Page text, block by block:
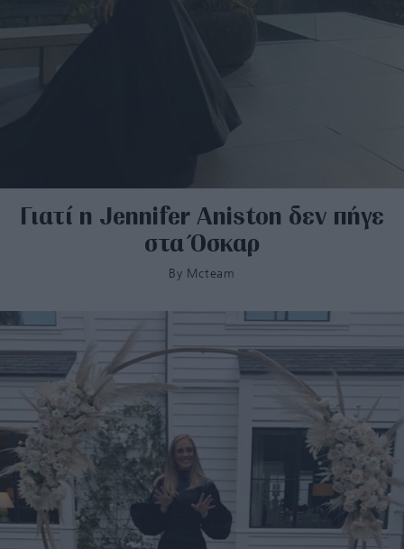
Γιατί η Jennifer Aniston δεν πήγε
στα Όσκαρ
By Mcteam